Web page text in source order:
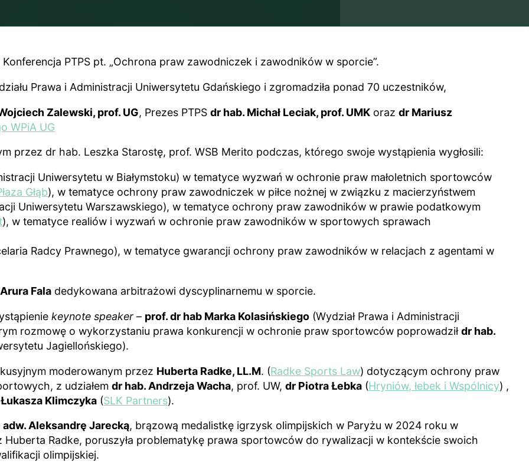
PTPS pt. „Ochrona praw zawodniczek i zawodników w sporcie”.
Prawa i Administracji Uniwersytetu Gdańskiego i zgromadziła ponad 70 uczestników,
Zalewski, prof. UG, Prezes PTPSdr hab. Michał Leciak, prof. UMK orazdr Mariusz
WPiA UG
przez dr hab. Leszka Starostę, prof. WSB Merito podczas, którego swoje wystąpienia wygłosili:
Uniwersytetu w Białymstoku) w tematyce wyzwań w ochronie praw małoletnich sportowców
Głąb), w tematyce ochrony praw zawodniczek w piłce nożnej w związku z macierzyństwem
Uniwersytetu Warszawskiego), w tematyce ochrony praw zawodników w prawie podatkowym
), w tematyce realiów i wyzwań w ochronie praw zawodników w sportowych sprawach
Radcy Prawnego), w tematyce gwarancji ochrony praw zawodników w relacjach z agentami w
Fala dedykowana arbitrażowi dyscyplinarnemu w sporcie.
keynote speaker – prof. dr hab Marka Kolasińskiego (Wydział Prawa i Administracji
rozmowę o wykorzystaniu prawa konkurencji w ochronie praw sportowców poprowadziłdr hab.
Jagiellońskiego).
moderowanym przez Huberta Radke, LL.M. (Radke Sports Law) dotyczącym ochrony praw
z udziałemdr hab. Andrzeja Wacha, prof. UW,dr Piotra Łebka (Hryniów, łebek i Wspólnicy) ,
Klimczyka (SLK Partners).
adw. Aleksandrę Jarecką, brązową medalistkę igrzysk olimpijskich w Paryżu w 2024 roku w
Radke, poruszyła problematykę prawa sportowców do rywalizacji w kontekście swoich
olimpijskiej.